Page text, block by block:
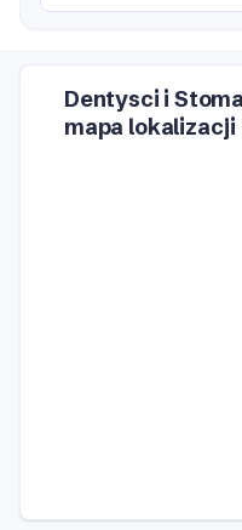
Dentysci i
mapa lokalizacji